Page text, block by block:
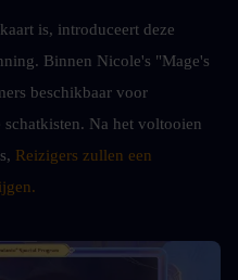
is, introduceert deze
Binnen Nicole's "Mage's
beschikbaar voor
Na het voltooien
Reizigers zullen een